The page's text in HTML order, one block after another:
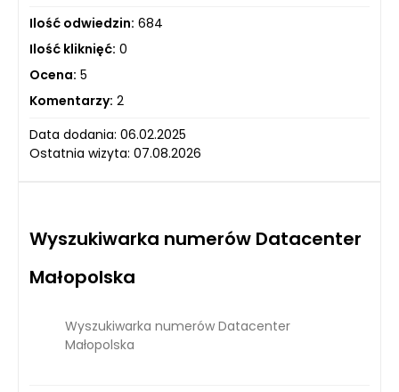
Ilość odwiedzin: 684
Ilość kliknięć: 0
Ocena: 5
Komentarzy: 2
Data dodania: 06.02.2025
Ostatnia wizyta: 07.08.2026
Wyszukiwarka numerów Datacenter
Małopolska
Wyszukiwarka numerów Datacenter
Małopolska